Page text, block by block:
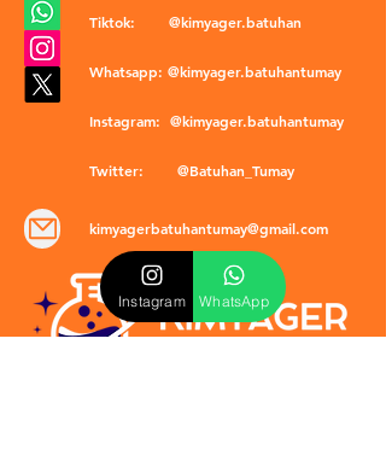
Tiktok: @kimyager.batuhan
Whatsapp: @kimyager.batuhantumay
Instagram: @kimyager.batuhantumay
Twitter: @Batuhan_Tumay
kimyagerbatuhantumay@gmail.com
Instagram WhatsApp